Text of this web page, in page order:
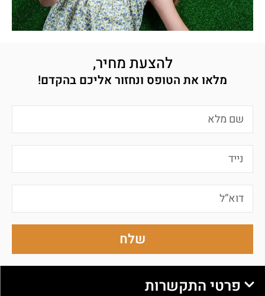
להצעת מחיר,
מלאו את הטופס ונחזור אליכם בהקדם!
שלח
פרטי התקשרות